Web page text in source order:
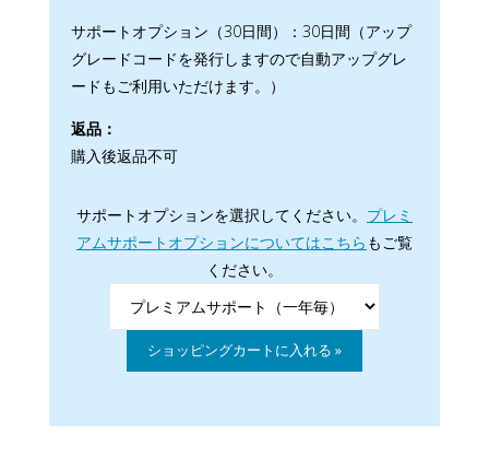
サポートオプション（30日間）：30日間（アップ
グレードコードを発行しますので自動アップグレ
ードもご利用いただけます。）
返品：
購入後返品不可
サポートオプションを選択してください。 プレミ
アムサポートオプションについてはこちら もご覧
ください。